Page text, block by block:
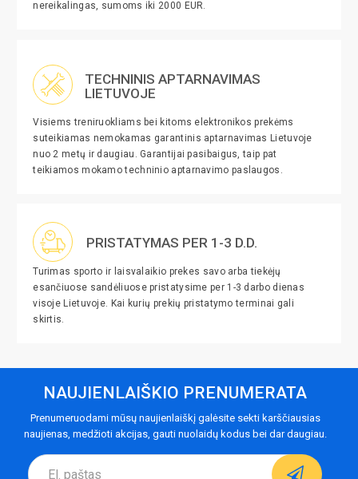
nereikalingas, sumoms iki 2000 EUR.
TECHNINIS APTARNAVIMAS
LIETUVOJE
Visiems treniruokliams bei kitoms elektronikos prekėms
suteikiamas nemokamas garantinis aptarnavimas Lietuvoje
nuo 2 metų ir daugiau. Garantijai pasibaigus, taip pat
teikiamos mokamo techninio aptarnavimo paslaugos.
PRISTATYMAS PER 1-3 D.D.
Turimas sporto ir laisvalaikio prekes savo arba tiekėjų
esančiuose sandėliuose pristatysime per 1-3 darbo dienas
visoje Lietuvoje. Kai kurių prekių pristatymo terminai gali
skirtis.
NAUJIENLAIŠKIO PRENUMERATA
Prenumeruodami mūsų naujienlaiškį galėsite sekti karščiausias
naujienas, medžioti akcijas, gauti nuolaidų kodus bei dar daugiau.